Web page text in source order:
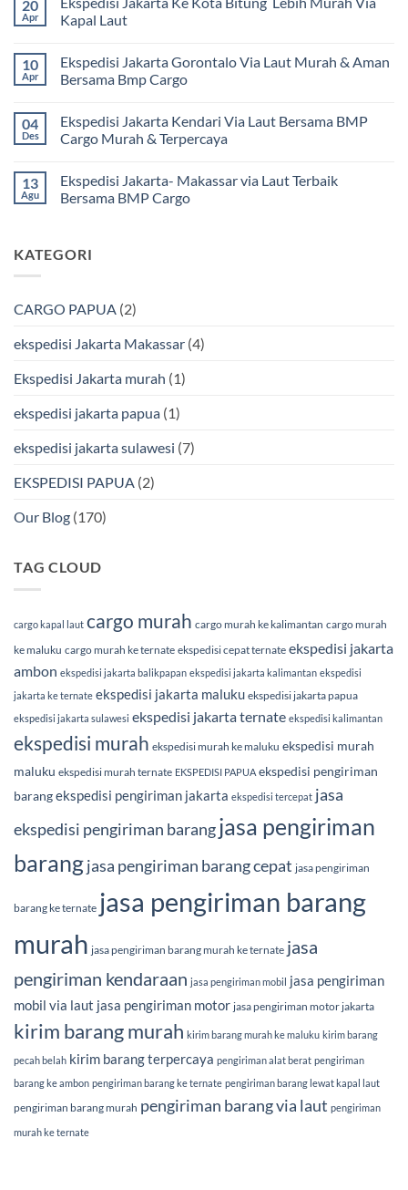
komentar
pada
Ekspedisi
Murah
dan
Terpercaya
Cargo
Jakarta
ke
BMP
Cargo
20
Apr
Kapal Laut
komentar
pada
Ekspedisi
Kota
Bitung
Lebih
Kapal
Laut
10
Apr
Ekspedisi Jakarta Gorontalo Via Laut Murah & Aman
Bersama Bmp Cargo
komentar
pada
Ekspedisi
Via
Laut
Murah
Bmp
Cargo
04
Des
Ekspedisi Jakarta Kendari Via Laut Bersama BMP
Cargo Murah & Terpercaya
komentar
pada
Ekspedisi
Laut
Bersama
&
13
Agu
Ekspedisi Jakarta- Makassar via Laut Terbaik
Bersama BMP Cargo
pada
Ekspedisi
Laut
BMP
KATEGORI
CARGO PAPUA (2)
ekspedisi Jakarta Makassar (4)
Ekspedisi Jakarta murah (1)
ekspedisi jakarta papua (1)
ekspedisi jakarta sulawesi (7)
EKSPEDISI PAPUA (2)
Our Blog (170)
TAG CLOUD
cargo kapal laut cargo murah cargo murah ke kalimantan cargo murah
ke maluku cargo murah ke ternate ekspedisi cepat ternate ekspedisi jakarta
ambon ekspedisi jakarta balikpapan ekspedisi jakarta kalimantan ekspedisi
jakarta ke ternate ekspedisi jakarta maluku ekspedisi jakarta papua
ekspedisi jakarta sulawesi ekspedisi jakarta ternate ekspedisi kalimantan
ekspedisi murah ekspedisi murah ke maluku ekspedisi murah
maluku ekspedisi murah ternate EKSPEDISI PAPUA ekspedisi pengiriman
barangekspedisi pengiriman jakarta ekspedisi tercepat jasa
ekspedisi pengiriman barangjasa pengiriman
barangjasa pengiriman barang cepat jasa pengiriman
barang ke ternate jasa pengiriman barang
murah jasa pengiriman barang murah ke ternate jasa
pengiriman kendaraan jasa pengiriman mobil jasa pengiriman
mobil via laut jasa pengiriman motor jasa pengiriman motor jakarta
kirim barang murah kirim barang murah ke maluku kirim barang
pecah belah kirim barang terpercaya pengiriman alat berat pengiriman
barang ke ambon pengiriman barang ke ternate pengiriman barang lewat kapal laut
pengiriman barang murah pengiriman barang via laut pengiriman
murah ke ternate